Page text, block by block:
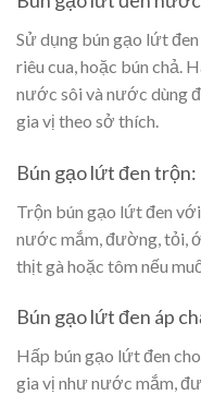
Sử dụng bún gạo lứt
riêu cua, hoặc bún chả.
nước sôi và nước dùng
gia vị theo sở thích.
Bún gạo lứt đen trộn:
Trộn bún gạo lứt đen
nước mắm, đường, tỏi,
thịt gà hoặc tôm nếu
Bún gạo lứt đen áp
Hấp bún gạo lứt đen
gia vị như nước mắm,